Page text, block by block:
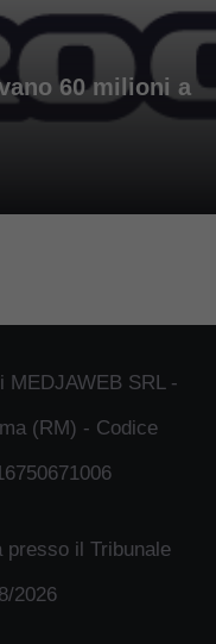
60 milioni a
MEDJAWEB SRL -
(RM) - Codice
il Tribunale
2026